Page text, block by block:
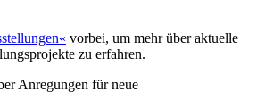
vorbei, um mehr über aktuelle
zu erfahren.
Anregungen für neue